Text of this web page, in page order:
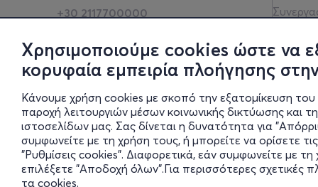
Χρησιμοποιούμε cookies ώστε να
κορυφαία εμπειρία πλοήγησης
Κάνουμε χρήση cookies με σκοπό την εξατομίκευση του
παροχή λειτουργιών μέσων κοινωνικής δικτύωσης και
ιστοσελίδων μας. Σας δίνεται η δυνατότητα για
συμφωνείτε με τη χρήση τους, ή μπορείτε να ορίσετε
"Ρυθμίσεις cookies". Διαφορετικά, εάν συμφωνείτε με
επιλέξετε "Αποδοχή όλων".Για περισσότερες σχετικές
τα cookies.
+30 2117700000
Φυσικά σημεία
Νομική
Blog
Έκθεση